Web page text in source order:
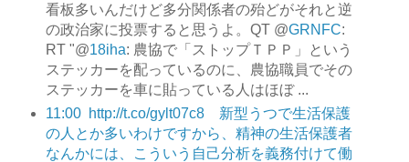
看板多いんだけど多分関係者の殆どがそれと逆
の政治家に投票すると思うよ。QT @GRNFC:
RT "@18iha: 農協で「ストップＴＰＰ」という
ステッカーを配っているのに、農協職員でその
ステッカーを車に貼っている人はほぼ ...
11:00
http://t.co/gylt07c8 新型うつで生活保護
の人とか多いわけですから、精神の生活保護者
なんかには、こういう自己分析を義務付けて働